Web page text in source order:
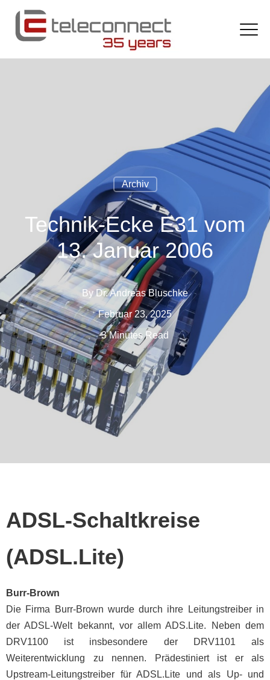
Archiv
Technik-Ecke E31 vom
13. Januar 2006
By Dr. Andreas Bluschke
Februar 23, 2025
3 Minutes Read
ADSL-Schaltkreise
(ADSL.Lite)
Burr-Brown
Die Firma Burr-Brown wurde durch ihre Leitungstreiber in
der ADSL-Welt bekannt, vor allem ADS.Lite. Neben dem
DRV1100 ist insbesondere der DRV1101 als
Weiterentwicklung zu nennen. Prädestiniert ist er als
Upstream-Leitungstreiber für ADSL.Lite und als Up- und